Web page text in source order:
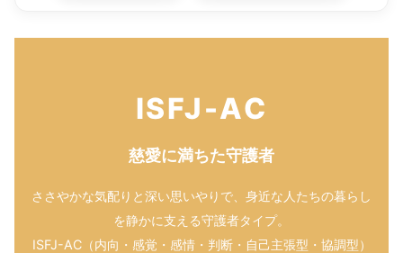
ISFJ-AC
慈愛に満ちた守護者
ささやかな気配りと深い思いやりで、身近な人たちの暮らし
を静かに支える守護者タイプ。
ISFJ-AC（内向・感覚・感情・判断・自己主張型・協調型）